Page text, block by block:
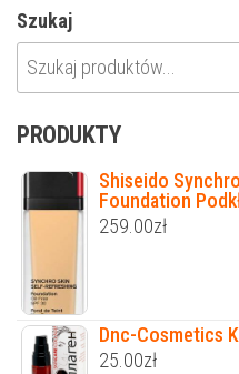
Szukaj
PRODUKTY
Shiseido
Foundation
259.00zł
Dnc-Cosmetics
25.00zł